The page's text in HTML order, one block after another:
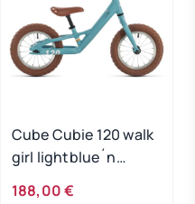
Cube Cubie 120 walk
girl lightblue´n
188,00 €